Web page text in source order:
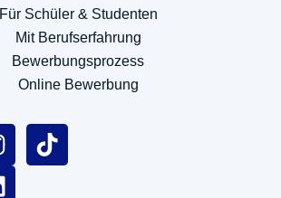
Für Schüler & Studenten
Mit Berufserfahrung
Bewerbungsprozess
Online Bewerbung